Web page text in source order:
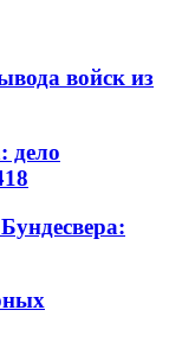
войск из
дело